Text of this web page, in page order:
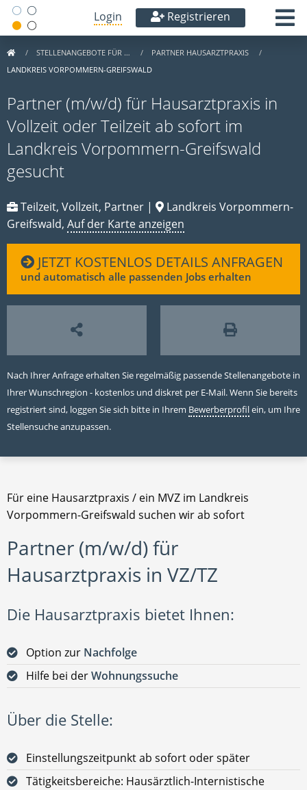
Login Registrieren
STELLENANGEBOTE FÜR …
PARTNER HAUSARZTPRAXIS
LANDKREIS VORPOMMERN-GREIFSWALD
Partner (m/w/d) für Hausarztpraxis in
Vollzeit oder Teilzeit ab sofort im
Landkreis Vorpommern-Greifswald
gesucht
Teilzeit, Vollzeit, Partner |
Landkreis Vorpommern-
Greifswald, Auf der Karte anzeigen
JETZT KOSTENLOS DETAILS ANFRAGEN
und automatisch alle passenden Jobs erhalten
Nach Ihrer Anfrage erhalten Sie regelmäßig passende Stellenangebote in
Ihrer Wunschregion - kostenlos und diskret per E-Mail. Wenn Sie bereits
registriert sind, loggen Sie sich bitte in Ihrem Bewerberprofilein, um Ihre
Stellensuche anzupassen.
Für eine Hausarztpraxis / ein MVZ im Landkreis
Vorpommern-Greifswald suchen wir ab sofort
Partner (m/w/d) für
Hausarztpraxis in VZ/TZ
Die Hausarztpraxis bietet Ihnen:
Option zur Nachfolge
Hilfe bei derWohnungssuche
Über die Stelle:
Einstellungszeitpunkt ab sofort oder später
Tätigkeitsbereiche: Hausärztlich-Internistische